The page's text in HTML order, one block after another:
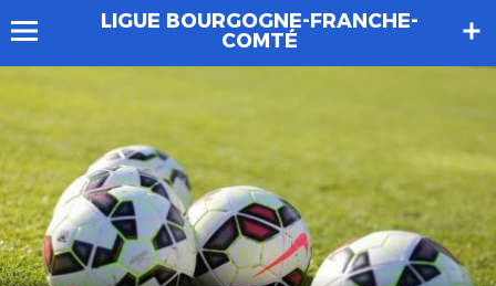
LIGUE BOURGOGNE-FRANCHE-
COMTÉ